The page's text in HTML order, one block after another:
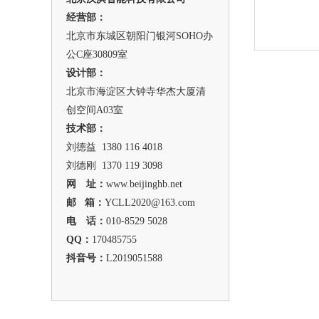
经营部：
北京市东城区朝阳门银河SOHO办
公C座30809室
设计部：
北京市海淀区大钟寺华杰大厦清
创空间A03室
技术部：
刘德益 1380 116 4018
刘德刚 1370 119 3098
网 址： www.beijinghb.net
邮 箱 ： YCLL2020@163.com
电 话： 010-8529 5028
QQ： 170485755
抖音号： L2019051588